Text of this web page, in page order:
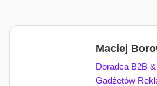
Maciej
Doradca B2B
Gadżetów